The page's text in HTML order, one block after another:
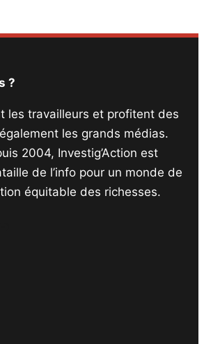
?
les travailleurs et profitent des
les grands médias.
2004, Investig’Action est
de l’info pour un monde de
équitable des richesses.